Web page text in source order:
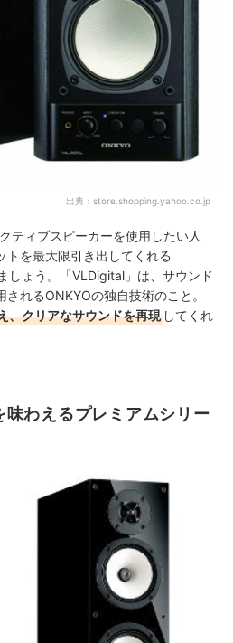
出典： store.shopping.yahoo.co.jp
ティブスピーカーを使用したい人
トを最大限引き出してくれる
しょう。「VLDigital」は、サウンド
れるONKYOの独自技術のこと。
、クリアなサウンドを再現 してくれ
味わえるプレミアムシリー